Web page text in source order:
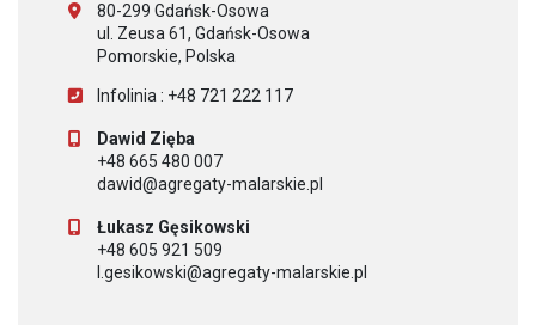
80-299 Gdańsk-Osowa
ul. Zeusa 61, Gdańsk-Osowa
Pomorskie, Polska
Infolinia : +48 721 222 117
Dawid Zięba
+48 665 480 007
dawid@agregaty-malarskie.pl
Łukasz Gęsikowski
+48 605 921 509
l.gesikowski@agregaty-malarskie.pl